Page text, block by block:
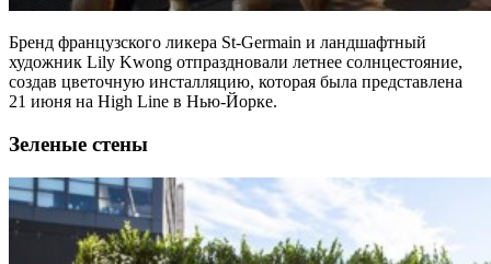
Бренд французского ликера St-Germain и ландшафтный
художник Lily Kwong отпраздновали летнее солнцестояние,
создав цветочную инсталляцию, которая была представлена
21 июня на High Line в Нью-Йорке.
Зеленые стены